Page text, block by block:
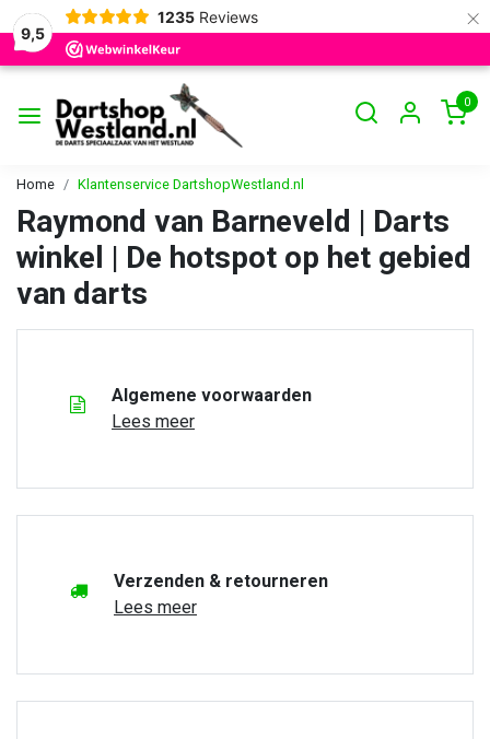
9,5
1235 Reviews ×
0
Home Klantenservice DartshopWestland.nl
Raymond van Barneveld | Darts
winkel | De hotspot op het gebied
van darts
Algemene voorwaarden
Lees meer
Verzenden & retourneren
Lees meer